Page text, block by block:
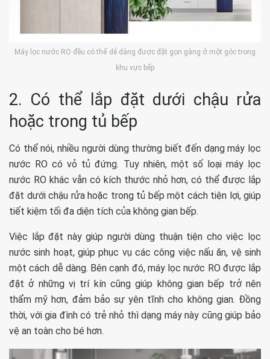
Máy lọc nước RO đều có thể dễ dàng được đặt gọn gàng ở một góc trong
khu vực bếp
2. Có thể lắp đặt dưới chậu rửa
hoặc trong tủ bếp
Có thể nói, nhiều người dùng thường biết đến dạng máy lọc
nước RO có vỏ tủ đứng. Tuy nhiên, một số loại máy lọc
nước RO khác vẫn có kích thước nhỏ hơn, có thể được lắp
đặt dưới chậu rửa hoặc trong tủ bếp một cách tiện lợi, giúp
tiết kiệm tối đa diện tích của không gian bếp.
Việc lắp đặt này giúp người dùng thuận tiện cho việc lọc
nước sinh hoạt, giúp phục vụ các công việc nấu ăn, vệ sinh
một cách dễ dàng. Bên cạnh đó, máy lọc nước RO được lắp
đặt ở những vị trí kín cũng giúp không gian bếp trở nên
thẩm mỹ hơn, đảm bảo sự yên tĩnh cho không gian. Đồng
thời, với gia đình có trẻ nhỏ thì dạng máy này cũng giúp bảo
vệ an toàn cho bé hơn.